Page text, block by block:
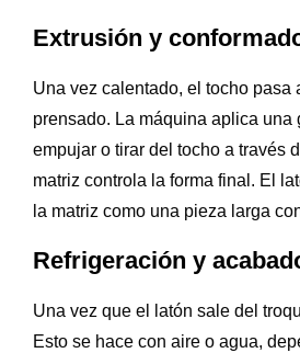
Extrusión y
Una vez calentado, el tocho pasa
prensado. La máquina aplica una
empujar o tirar del tocho a través
matriz controla la forma final. El
la matriz como una pieza larga
Refrigeración y
Una vez que el latón sale del
Esto se hace con aire o agua,